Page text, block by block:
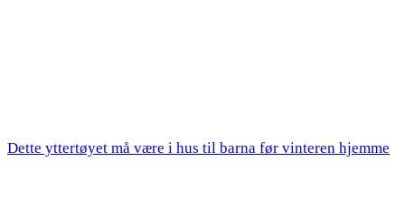
Dette yttertøyet må være i hus til barna før vinteren hjemme